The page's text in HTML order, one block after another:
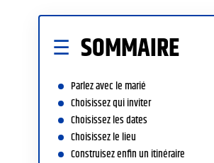
SOMMAIRE
Parlez avec le marié
Choisissez qui inviter
Choisissez les dates
Choisissez le lieu
Construisez enfin un itinéraire